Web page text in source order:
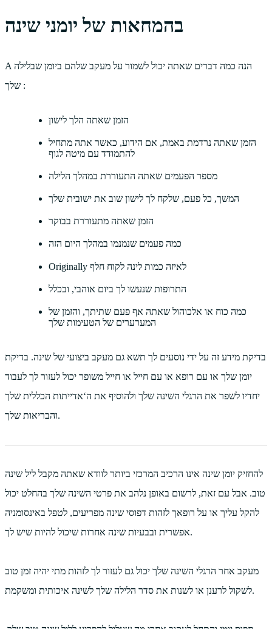
בהמחאות של יומני שינה
A הנה כמה דברים שאתה יכול לשמור על מעקב שלהם ביומן שבלילה
שלך :
הזמן שאתה הלך לישון
הזמן שאתה נרדמת באמת, אם הידוע, כאשר אתה מתחיל
להתמודד עם מיטה לגוף
מספר הפעמים שאתה התעוררת במהלך הלילה
המשך, כל פעם, שלקח לך לישון שוב את ישובית שלך
הזמן שאתה מתעוררת בבוקר
כמה פעמים שנמנמו במהלך היום הזה
Originally לאיזה כמות לינה לקוח חלף
התרופות שנעשו לך ביום אוהבי, ובכלל
כמה כוח או אלכוהול שאתה אף פעם שתיתך, והזמן של
המערערים של הטעימות שלך
בדיקת מידע זה על ידי נוסעים לך תשא גם מעקב ביצועי של שינה. בדיקת
יומן שלך או עם רופא או עם חייל או חייל משופר יכול לעזור לך לעבוד
יחדיו לשפר את הרגלי השינה שלך ולהוסיף את ה‘אדייתות הכללית שלך
והבריאות שלך.
להחזיק יומן שינה אינו הרכיב המרכזי ביותר לוודא שאתה מקבל ליל שינה
טוב. אבל עם זאת, לרשום באופן נלהב את פרטי השינה שלך בהחלט יכול
להקל עליך או על רופאך לזהות דפוסי שינה מפריעים, לטפל באינסומניה
אפשרית ובבעיות שינה אחרות שיכול להיות שיש לך.
מעקב אחר הרגלי השינה שלך יכול גם לעזור לך לזהות מתי יהיה זמן טוב
לשקול לרענן או לשנות את סדר הלילה שלך לשינה איכותית ומשקמת.